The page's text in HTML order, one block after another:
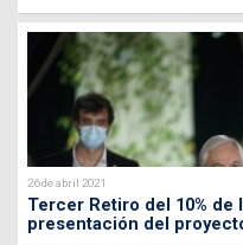
26 de abril 2021
Tercer Retiro del 10% de
presentación del